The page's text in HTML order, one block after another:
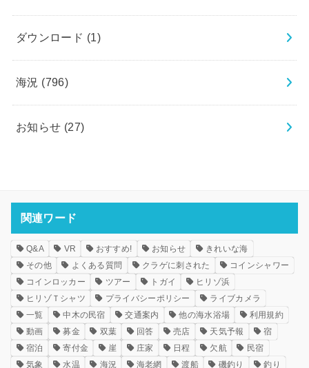
ダウンロード (1)
海況 (796)
お知らせ (27)
関連ワード
Q&A VR おすすめ! お知らせ
きれいな海
その他
よくある質問 クラゲに刺された
コインシャワー
コインロッカー
ツアー トガイ
ヒリゾ浜
ヒリゾＴシャツ
プライバシーポリシー
ライブカメラ
一覧
中木の民宿 交通案内 他の海水浴場
利用規約
動画
募金 双葉 回答 売店 天気予報
宿
宿泊
寄付金 崖 庄家 日程 欠航
民宿
気象
水温 海況 海老網 渡船 磯釣り 釣り